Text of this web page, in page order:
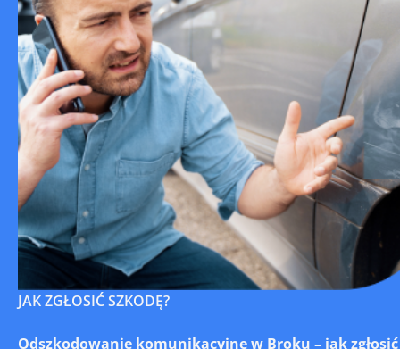
JAK ZGŁOSIĆ SZKODĘ?
Odszkodowanie komunikacyjne w Broku – jak